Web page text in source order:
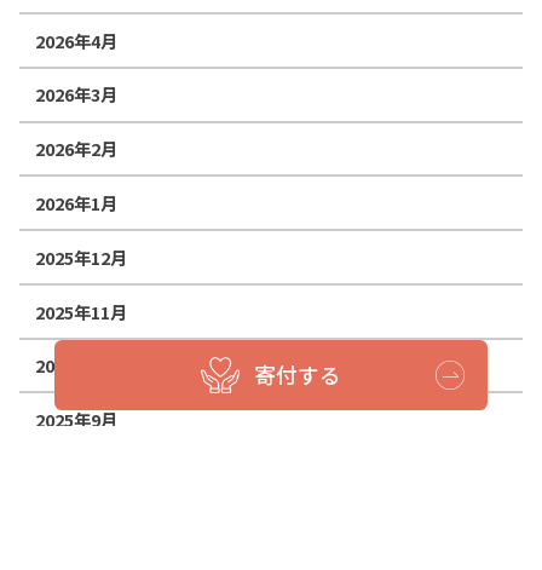
2026年4月
2026年3月
2026年2月
2026年1月
2025年12月
2025年11月
2025年10月
2025年9月
寄付する